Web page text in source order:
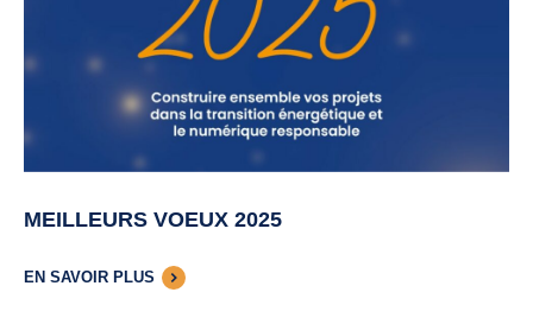
MEILLEURS VOEUX 2025
EN SAVOIR PLUS